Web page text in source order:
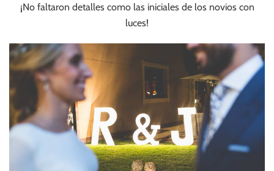
¡No faltaron detalles como las iniciales de los novios con
luces!